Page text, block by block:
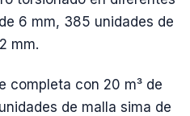
6 mm, 385 unidades de
mm.
completa con 20 m³ de
de malla sima de